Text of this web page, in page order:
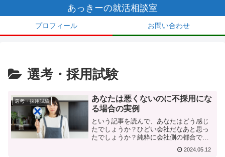
あっきーの就活相談室
プロフィール お問い合わせ
選考・採用試験
選考・採用試験
あなたは悪くないのに不採用にな
る場合の実例
という記事を読んで、あなたはどう感じ
たでしょうか？ひどい会社だなあと思っ
たでしょうか？純粋に会社側の都合で不
では、社長からの電話の声が漏れてい
2024.05.12